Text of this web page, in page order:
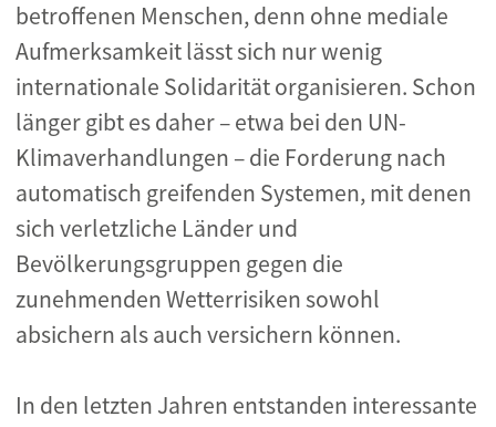
betroffenen Menschen, denn ohne mediale
Aufmerksamkeit lässt sich nur wenig
internationale Solidarität organisieren. Schon
länger gibt es daher – etwa bei den UN-
Klimaverhandlungen – die Forderung nach
automatisch greifenden Systemen, mit denen
sich verletzliche Länder und
Bevölkerungsgruppen gegen die
zunehmenden Wetterrisiken sowohl
absichern als auch versichern können.
In den letzten Jahren entstanden interessante